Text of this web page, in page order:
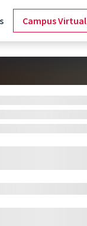
Campus Virtual